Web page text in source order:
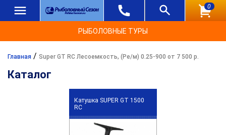
0
РЫБОЛОВНЫЕ ТУРЫ
Главная / Super GT RC Лесоемкость, (Ре/м) 0.25-900 от 7 500 р.
Каталог
Катушка SUPER GT 1500
RC